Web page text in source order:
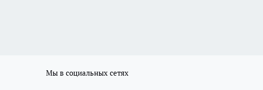
Мы в социальных сетях